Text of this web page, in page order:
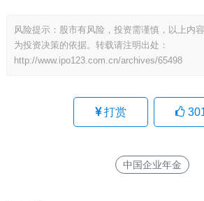
风险提示：股市有风险，投资需谨慎，以上内
为投资决策的依据。转载请注明出处：
http://www.ipo123.com.cn/archives/65498
打赏
中国企业年金